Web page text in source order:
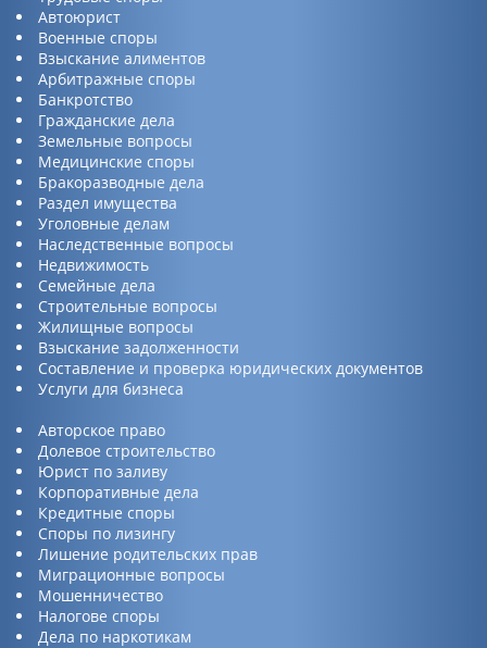
Автоюрист
Военные споры
Взыскание алиментов
Арбитражные споры
Банкротство
Гражданские дела
Земельные вопросы
Медицинские споры
Бракоразводные дела
Раздел имущества
Уголовные делам
Наследственные вопросы
Недвижимость
Семейные дела
Строительные вопросы
Жилищные вопросы
Взыскание задолженности
Составление и проверка юридических документов
Услуги для бизнеса
Авторское право
Долевое строительство
Юрист по заливу
Корпоративные дела
Кредитные споры
Споры по лизингу
Лишение родительских прав
Миграционные вопросы
Мошенничество
Налогове споры
Дела по наркотикам